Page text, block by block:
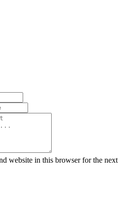
website in this browser for the next